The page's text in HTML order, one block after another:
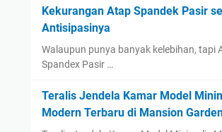
Kekurangan Atap Spandek Pasir
Antisipasinya
Walaupun punya banyak kelebihan, tapi
Spandex Pasir …
Teralis Jendela Kamar Model
Modern Terbaru di Mansion